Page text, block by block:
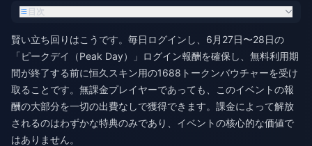
目次
賢い立ち回りはこうです。毎日ログインし、6月27日〜28日の
「ピークデイ（Peak Day）」ログイン報酬を確保し、無料利用期
間が終了する前に恒久スキン用の1688トークンバウチャーを受け
取ることです。無課金プレイヤーであっても、このイベントの報
酬の大部分を一切の出費なしで獲得できます。課金によって解放
されるのはわずかな特典のみであり、イベントの核心的な価値で
はありません。